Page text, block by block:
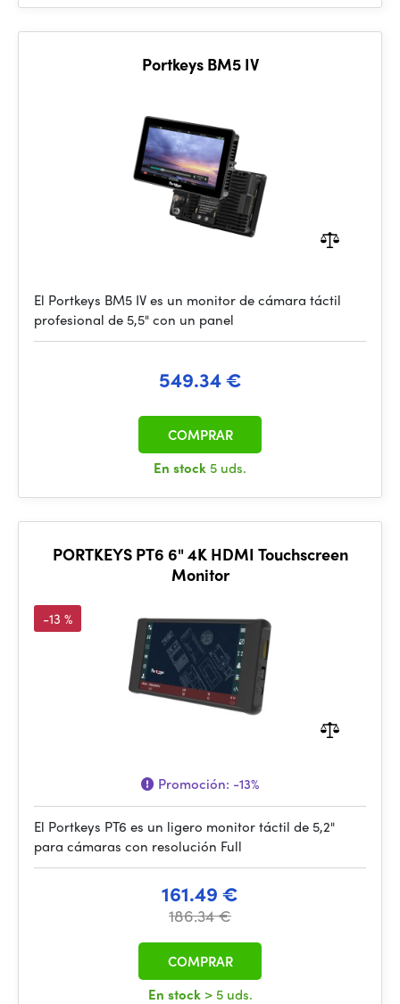
Portkeys BM5 IV
El Portkeys BM5 IV es un monitor de cámara táctil
profesional de 5,5" con un panel
549.34 €
En stock 5 uds.
COMPRAR
PORTKEYS PT6 6" 4K HDMI Touchscreen
Monitor
-13 %
Promoción: -13%
El Portkeys PT6 es un ligero monitor táctil de 5,2"
para cámaras con resolución Full
161.49 €
186.34 €
En stock > 5 uds.
COMPRAR